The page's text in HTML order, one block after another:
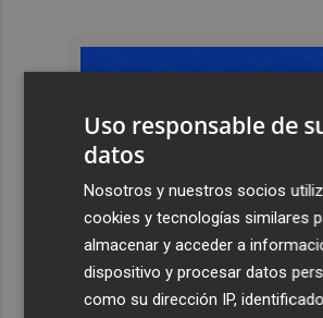
Uso responsable de
datos
Nosotros y nuestros socios
cookies y tecnologías similares
almacenar y acceder a
dispositivo y procesar datos
como su dirección IP,